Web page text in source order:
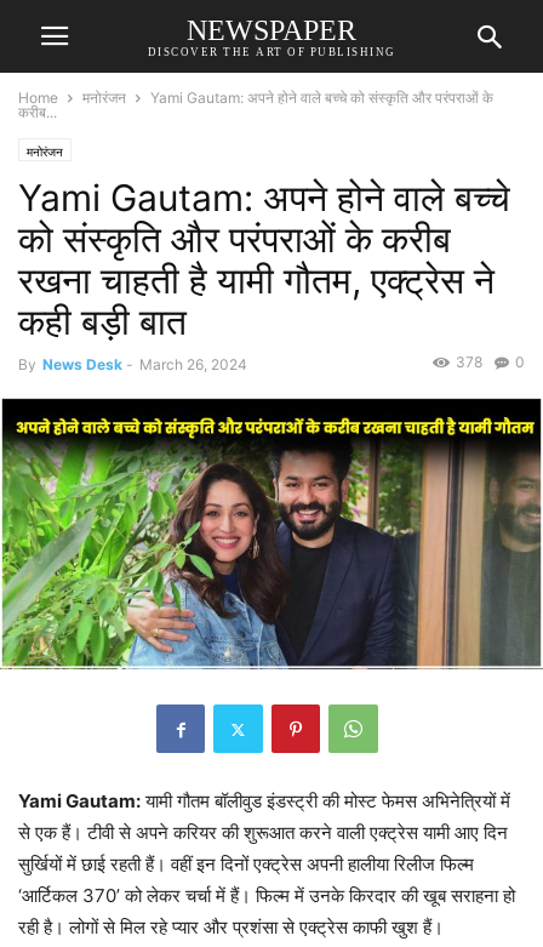
NEWSPAPER
DISCOVER THE ART OF PUBLISHING
Home मनोरंजन
Yami Gautam: अपने होने वाले बच्चे को संस्कृति और परंपराओं के
करीब...
मनोरंजन
Yami Gautam: अपने होने वाले बच्चे
को संस्कृति और परंपराओं के करीब
रखना चाहती है यामी गौतम, एक्ट्रेस ने
कही बड़ी बात
By News Desk - March 26, 2024 0
378
Yami Gautam:यामी गौतम बॉलीवुड इंडस्ट्री की मोस्ट फेमस अभिनेत्रियों में
से एक हैं। टीवी से अपने करियर की शुरूआत करने वाली एक्ट्रेस यामी आए दिन
सुर्खियों में छाई रहती हैं। वहीं इन दिनों एक्ट्रेस अपनी हालीया रिलीज फिल्म
‘आर्टिकल 370’ को लेकर चर्चा में हैं। फिल्म में उनके किरदार की खूब सराहना हो
रही है। लोगों से मिल रहे प्यार और प्रशंसा से एक्ट्रेस काफी खुश हैं।